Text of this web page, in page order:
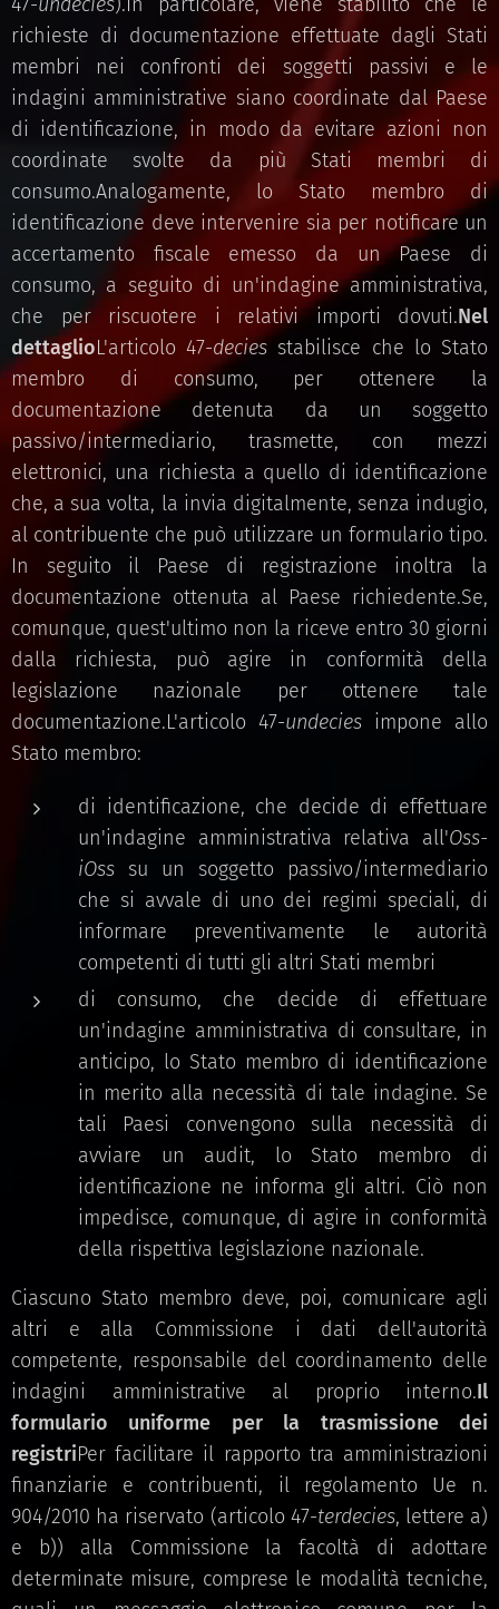
richieste di documentazione effettuate dagli Stati
membri nei confronti dei soggetti passivi e le
indagini amministrative siano coordinate dal Paese
di identificazione, in modo da evitare azioni non
coordinate svolte da più Stati membri di
consumo.Analogamente, lo Stato membro di
identificazione deve intervenire sia per notificare un
accertamento fiscale emesso da un Paese di
consumo, a seguito di un'indagine amministrativa,
che per riscuotere i relativi importi dovuti.Nel
dettaglioL'articolo 47-decies stabilisce che lo Stato
membro di consumo, per ottenere la
documentazione detenuta da un soggetto
passivo/intermediario, trasmette, con mezzi
elettronici, una richiesta a quello di identificazione
che, a sua volta, la invia digitalmente, senza indugio,
al contribuente che può utilizzare un formulario tipo.
In seguito il Paese di registrazione inoltra la
documentazione ottenuta al Paese richiedente.Se,
comunque, quest'ultimo non la riceve entro 30 giorni
dalla richiesta, può agire in conformità della
legislazione nazionale per ottenere tale
documentazione.L'articolo 47-undecies impone allo
Stato membro:
di identificazione, che decide di effettuare
un'indagine amministrativa relativa all'Oss-
iOss su un soggetto passivo/intermediario
che si avvale di uno dei regimi speciali, di
informare preventivamente le autorità
competenti di tutti gli altri Stati membri
di consumo, che decide di effettuare
un'indagine amministrativa di consultare, in
anticipo, lo Stato membro di identificazione
in merito alla necessità di tale indagine. Se
tali Paesi convengono sulla necessità di
avviare un audit, lo Stato membro di
identificazione ne informa gli altri. Ciò non
impedisce, comunque, di agire in conformità
della rispettiva legislazione nazionale.
Ciascuno Stato membro deve, poi, comunicare agli
altri e alla Commissione i dati dell'autorità
competente, responsabile del coordinamento delle
indagini amministrative al proprio interno.Il
formulario uniforme per la trasmissione dei
registriPer facilitare il rapporto tra amministrazioni
finanziarie e contribuenti, il regolamento Ue n.
904/2010 ha riservato (articolo 47-terdecies, lettere a)
e b)) alla Commissione la facoltà di adottare
determinate misure, comprese le modalità tecniche,